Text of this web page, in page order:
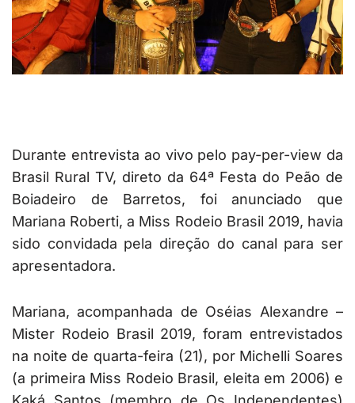
Durante entrevista ao vivo pelo pay-per-view da
Brasil Rural TV, direto da 64ª Festa do Peão de
Boiadeiro de Barretos, foi anunciado que
Mariana Roberti, a Miss Rodeio Brasil 2019, havia
sido convidada pela direção do canal para ser
apresentadora.
Mariana, acompanhada de Oséias Alexandre –
Mister Rodeio Brasil 2019, foram entrevistados
na noite de quarta-feira (21), por Michelli Soares
(a primeira Miss Rodeio Brasil, eleita em 2006) e